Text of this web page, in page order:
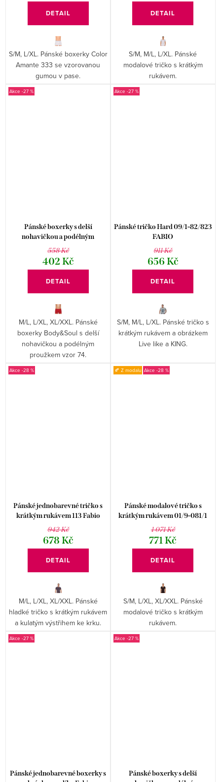
DETAIL
S/M, L/XL. Pánské boxerky Color
Amante 333 se vzorovanou
gumou v pase.
DETAIL
S/M, M/L, L/XL. Pánské
modalové tričko s krátkým
rukávem.
-27 %
Pánské boxerky s delší
nohavičkou a podélným
proužkem vzor 74 Fabio
558 Kč
402 Kč
DETAIL
M/L, L/XL, XL/XXL. Pánské
boxerky Body&Soul s delší
nohavičkou a podélným
proužkem vzor 74.
-27 %
Pánské tričko Hard 09/1-82/823
FABIO
911 Kč
656 Kč
DETAIL
S/M, M/L, L/XL. Pánské tričko s
krátkým rukávem a obrázkem
Live like a KING.
-28 %
Pánské jednobarevné tričko s
krátkým rukávem 113 Fabio
942 Kč
678 Kč
DETAIL
M/L, L/XL, XL/XXL. Pánské
hladké tričko s krátkým rukávem
a kulatým výstřihem ke krku.
🍂 Z modalu -28 %
Pánské modalové tričko s
krátkým rukávem 01/9-081/1
Fabio
1 071 Kč
771 Kč
DETAIL
S/M, L/XL, XL/XXL. Pánské
modalové tričko s krátkým
rukávem.
-27 %
Pánské jednobarevné boxerky s
-27 %
Pánské boxerky s delší